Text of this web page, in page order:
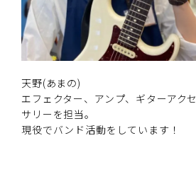
天野(あまの)
エフェクター、アンプ、ギターアクセ
サリーを担当。
現役でバンド活動をしています！